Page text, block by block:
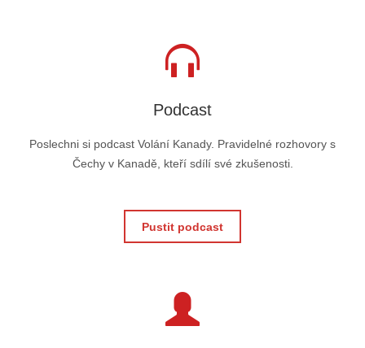
Podcast
Poslechni si podcast Volání Kanady. Pravidelné rozhovory s
Čechy v Kanadě, kteří sdílí své zkušenosti.
Pustit podcast